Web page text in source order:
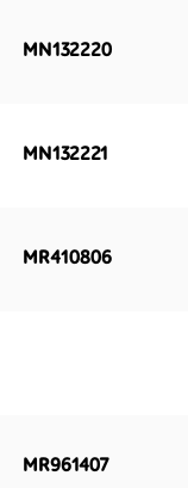
MN132220
MN132221
MR410806
MR961407